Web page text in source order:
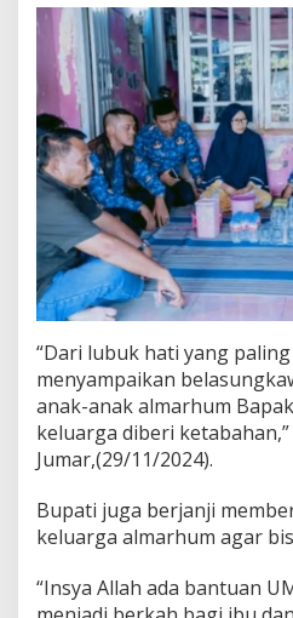
g
g
a
“Dari lubuk hati yang paling
menyampaikan
anak-anak almarhum
keluarga diberi
Jumar,(29/11/2024).
Bupati juga berjanji
keluarga almarhum agar
“Insya Allah ada bantuan